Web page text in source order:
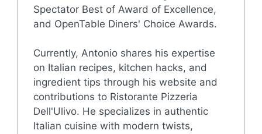
Spectator Best of Award of Excellence,
and OpenTable Diners' Choice Awards.
Currently, Antonio shares his expertise
on Italian recipes, kitchen hacks, and
ingredient tips through his website and
contributions to Ristorante Pizzeria
Dell'Ulivo. He specializes in authentic
Italian cuisine with modern twists,